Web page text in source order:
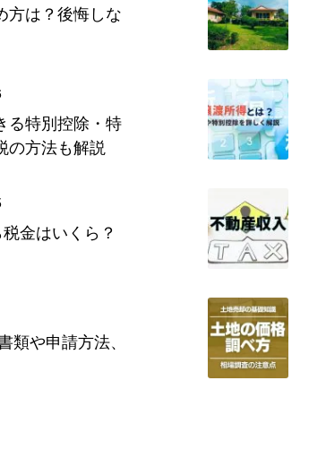
方は？後悔しな
る特別控除・特
の方法も解説
金はいくら？
や申請方法、